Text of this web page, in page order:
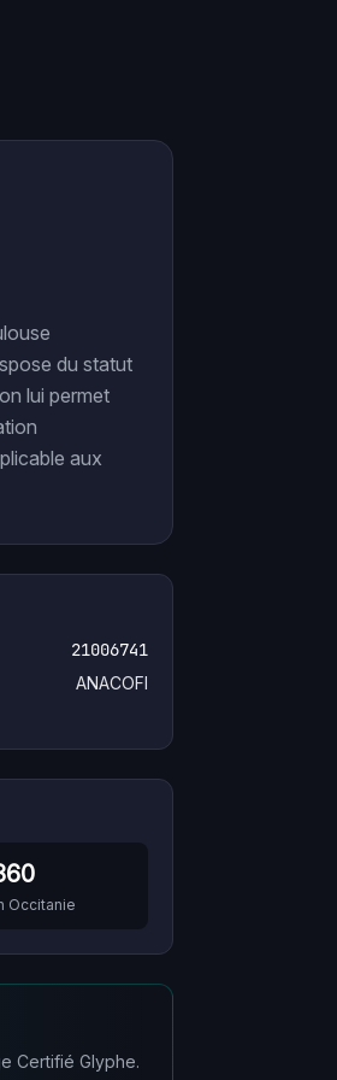
du statut
lui permet
aux
21006741
ANACOFI
Occitanie
Certifié Glyphe.